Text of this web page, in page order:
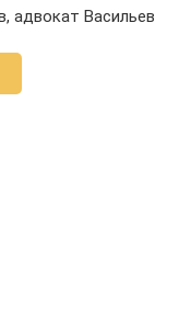
адвокат Васильев